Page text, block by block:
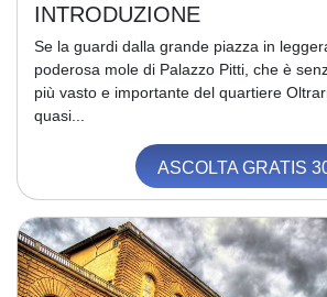
INTRODUZIONE
Se la guardi dalla grande piazza in
poderosa mole di Palazzo Pitti, che è
più vasto e importante del quartiere
quasi...
ASCOLTA GRATIS